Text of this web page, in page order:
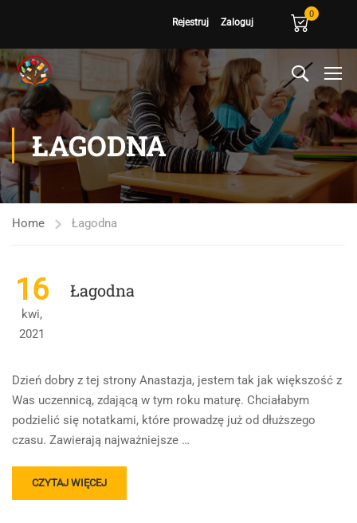
Rejestruj Zaloguj
0
ŁAGODNA
Home Łagodna
16
kwi,
2021
Łagodna
Dzień dobry z tej strony Anastazja, jestem tak jak większość z
Was uczennicą, zdającą w tym roku maturę. Chciałabym
podzielić się notatkami, które prowadzę już od dłuższego
czasu. Zawierają najważniejsze …
READ
MORE
CZYTAJ WIĘCEJ